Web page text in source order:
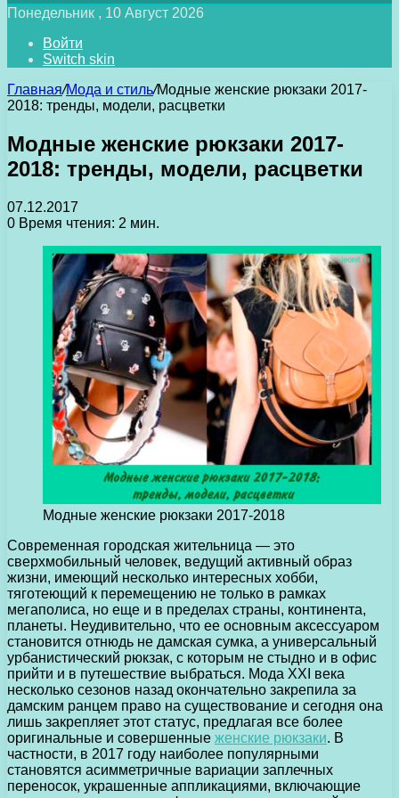
Понедельник , 10 Август 2026
Войти
Switch skin
Главная/Мода и стиль/Модные женские рюкзаки 2017-
2018: тренды, модели, расцветки
Модные женские рюкзаки 2017-
2018: тренды, модели, расцветки
07.12.2017
0 Время чтения: 2 мин.
Модные женские рюкзаки 2017-2018
Современная городская жительница — это
сверхмобильный человек, ведущий активный образ
жизни, имеющий несколько интересных хобби,
тяготеющий к перемещению не только в рамках
мегаполиса, но еще и в пределах страны, континента,
планеты. Неудивительно, что ее основным аксессуаром
становится отнюдь не дамская сумка, а универсальный
урбанистический рюкзак, с которым не стыдно и в офис
прийти и в путешествие выбраться. Мода XXI века
несколько сезонов назад окончательно закрепила за
дамским ранцем право на существование и сегодня она
лишь закрепляет этот статус, предлагая все более
оригинальные и совершенные женские рюкзаки. В
частности, в 2017 году наиболее популярными
становятся асимметричные вариации заплечных
переносок, украшенные аппликациями, включающие